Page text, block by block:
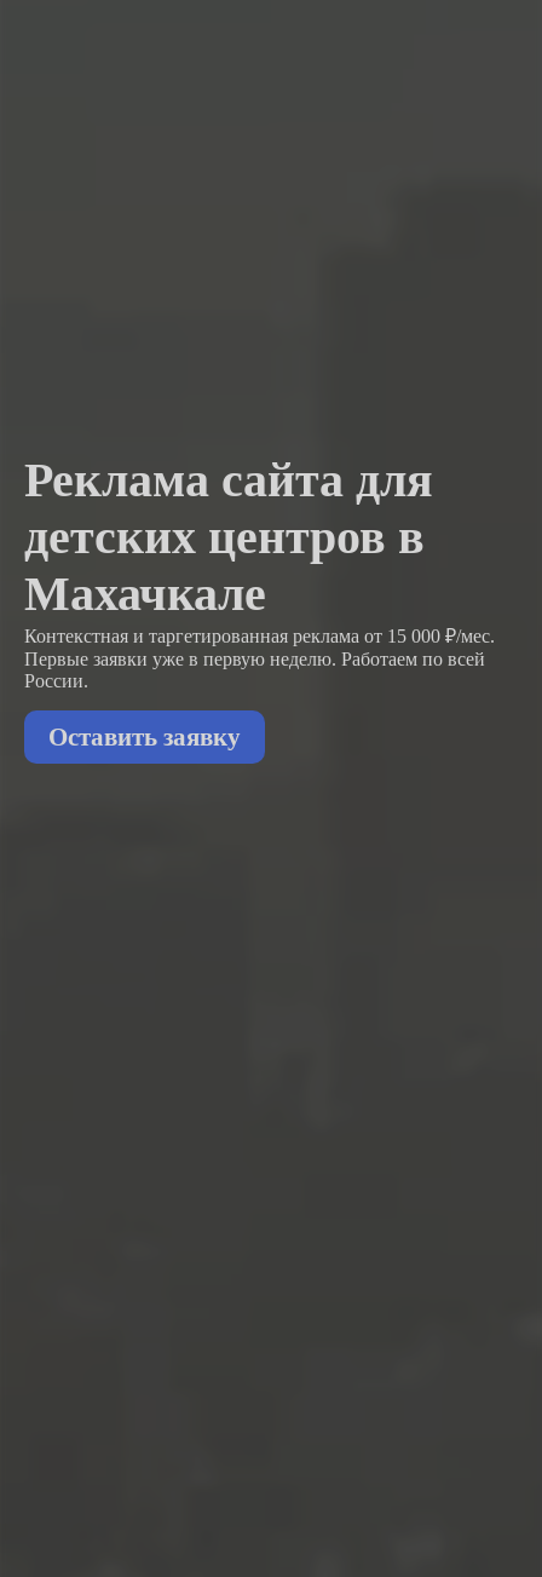
Реклама сайта для
детских центров в
Махачкале
Контекстная и таргетированная реклама от 15 000 ₽/мес.
Первые заявки уже в первую неделю. Работаем по всей
России.
Оставить заявку